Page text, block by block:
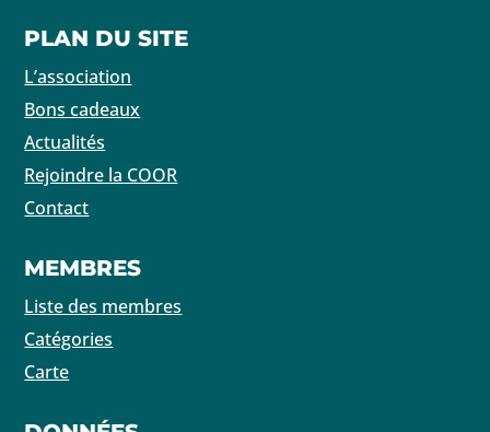
PLAN DU SITE
L’association
Bons cadeaux
Actualités
Rejoindre la COOR
Contact
MEMBRES
Liste des membres
Catégories
Carte